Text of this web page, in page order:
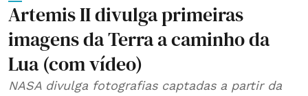
Artemis II divulga primeiras
imagens da Terra a caminho da
Lua (com vídeo)
NASA divulga fotografias captadas a partir da